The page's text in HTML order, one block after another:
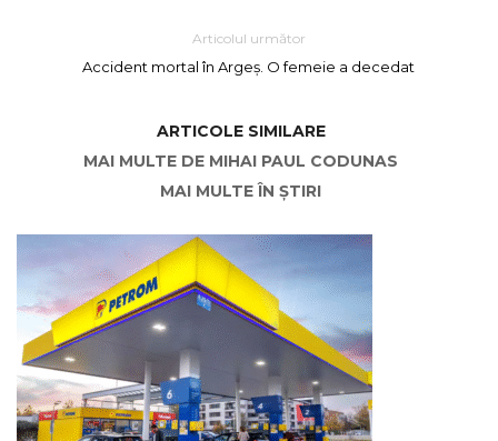
Articolul următor
Accident mortal în Argeș. O femeie a decedat
ARTICOLE SIMILARE
MAI MULTE DE MIHAI PAUL CODUNAS
MAI MULTE ÎN ȘTIRI